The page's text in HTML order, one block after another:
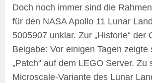
Doch noch immer sind die
für den NASA Apollo 11 Lunar
5005907 unklar. Zur „Historie“ der
Beigabe: Vor einigen Tagen zeigte
„Patch“ auf dem LEGO Server. Zu
Microscale-Variante des Lunar